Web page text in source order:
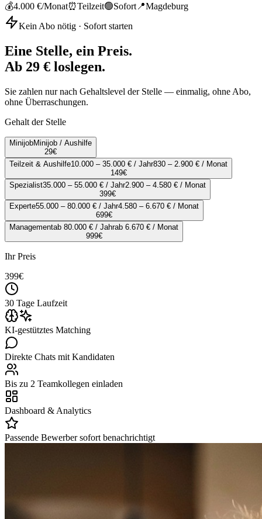
💰4.000 €/Monat⏰Teilzeit🟢Sofort 📍Magdeburg
Kein Abo nötig · Sofort starten
Eine Stelle, ein Preis.
Ab 29 € loslegen.
Sie zahlen nur nach Gehaltslevel der Stelle — einmalig, ohne Abo,
ohne Überraschungen.
Gehalt der Stelle
MinijobMinijob / Aushilfe
29€
Teilzeit & Aushilfe10.000 – 35.000 € / Jahr830 – 2.900 € / Monat
149€
Spezialist35.000 – 55.000 € / Jahr2.900 – 4.580 € / Monat
399€
Experte55.000 – 80.000 € / Jahr4.580 – 6.670 € / Monat
699€
Managementab 80.000 € / Jahrab 6.670 € / Monat
999€
Ihr Preis
399€
30 Tage Laufzeit
KI-gestütztes Matching
Direkte Chats mit Kandidaten
Bis zu 2 Teamkollegen einladen
Dashboard & Analytics
Passende Bewerber sofort benachrichtigt